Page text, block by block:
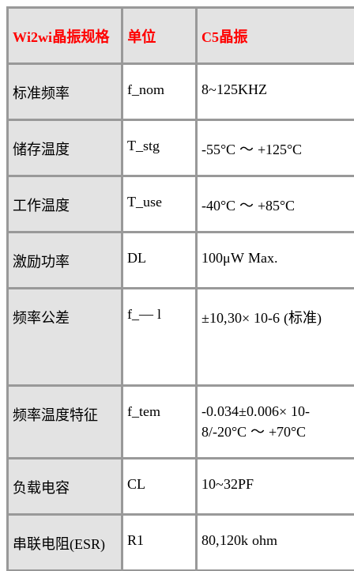
Wi2wi晶振规格 单位 C5晶振
标准频率 f_nom 8~125KHZ
储存温度 T_stg -55°C ～ +125°C
工作温度 T_use -40°C ～ +85°C
激励功率 DL 100μW Max.
频率公差 f_— l ±10,30× 10-6 (标准)
频率温度特征 f_tem -0.034±0.006× 10-
8/-20°C ～ +70°C
负载电容 CL 10~32PF
串联电阻(ESR) R1 80,120k ohm